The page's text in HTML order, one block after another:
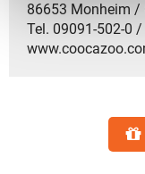
86653 Monheim /
Tel. 09091-502-0